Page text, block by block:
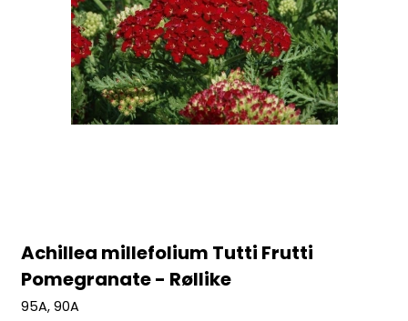
Achillea millefolium Tutti Frutti
Pomegranate - Røllike
95A, 90A